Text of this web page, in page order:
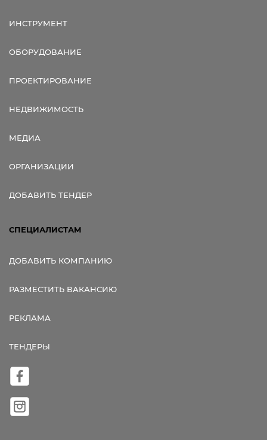
ИНСТРУМЕНТ
ОБОРУДОВАНИЕ
ПРОЕКТИРОВАНИЕ
НЕДВИЖИМОСТЬ
МЕДИА
ОРГАНИЗАЦИИ
ДОБАВИТЬ ТЕНДЕР
СПЕЦИАЛИСТАМ
ДОБАВИТЬ КОМПАНИЮ
РАЗМЕСТИТЬ ВАКАНСИЮ
РЕКЛАМА
ТЕНДЕРЫ